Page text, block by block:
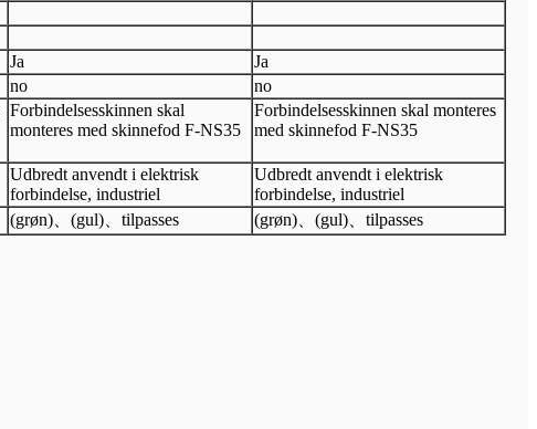
Ja
Ja
no
no
Forbindelsesskinnen skal
monteres med skinnefod F-NS35
Forbindelsesskinnen skal monteres
med skinnefod F-NS35
Udbredt anvendt i elektrisk
forbindelse, industriel
Udbredt anvendt i elektrisk
forbindelse, industriel
(grøn) (gul) tilpasses (grøn) (gul)
tilpasses